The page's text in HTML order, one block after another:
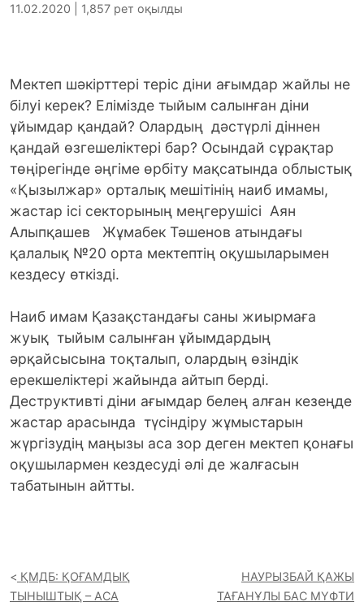
11.02.2020 | 1,857 рет оқылды
Мектеп шәкірттері теріс діни ағымдар жайлы не
білуі керек? Елімізде тыйым салынған діни
ұйымдар қандай? Олардың дәстүрлі діннен
қандай өзгешеліктері бар? Осындай сұрақтар
төңірегінде әңгіме өрбіту мақсатында облыстық
«Қызылжар» орталық мешітінің наиб имамы,
жастар ісі секторының меңгерушісі Аян
Алыпқашев Жұмабек Тәшенов атындағы
қалалық №20 орта мектептің оқушыларымен
кездесу өткізді.
Наиб имам Қазақстандағы саны жиырмаға
жуық тыйым салынған ұйымдардың
әрқайсысына тоқталып, олардың өзіндік
ерекшеліктері жайында айтып берді.
Деструктивті діни ағымдар белең алған кезеңде
жастар арасында түсіндіру жұмыстарын
жүргізудің маңызы аса зор деген мектеп қонағы
оқушылармен кездесуді әлі де жалғасын
табатынын айтты.
ҚМДБ: ҚОҒАМДЫҚ
ТЫНЫШТЫҚ – АСА
НАУРЫЗБАЙ ҚАЖЫ
ТАҒАНҰЛЫ БАС МҮФТИ